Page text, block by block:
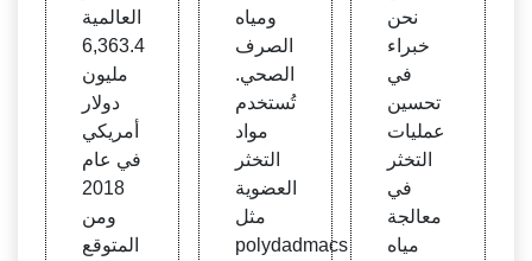
العالمية
6,363.4
مليون
دولار
أمريكي
في عام
2018
ومن
المتوقع
ومياه
الصرف
الصحي.
تُستخدم
مواد
التخثر
العضوية
مثل
polydadmacs
نحن
خبراء
في
تحسين
عمليات
التخثر
في
معالجة
مياه